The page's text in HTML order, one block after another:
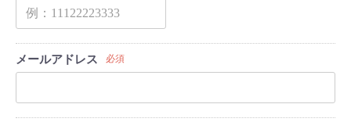
メールアドレス 必須